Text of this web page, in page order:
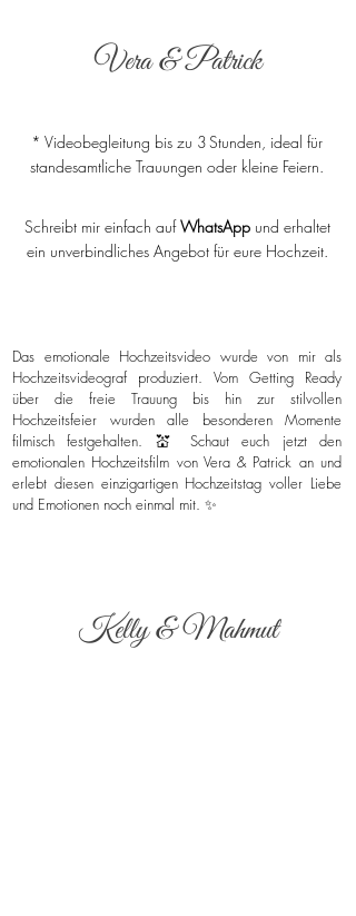
Vera & Patrick
* Videobegleitung bis zu 3 Stunden, ideal für
standesamtliche Trauungen oder kleine Feiern.
Schreibt mir einfach aufWhatsAppund erhaltet
ein unverbindliches Angebot für eure Hochzeit.
Das emotionale Hochzeitsvideo wurde von mir als
Hochzeitsvideograf produziert. Vom Getting Ready
über die freie Trauung bis hin zur stilvollen
Hochzeitsfeier wurden alle besonderen Momente
filmisch festgehalten. 💒 Schaut euch jetzt den
emotionalen Hochzeitsfilm von Vera & Patrick an und
erlebt diesen einzigartigen Hochzeitstag voller Liebe
und Emotionen noch einmal mit. ✨
Kelly & Mahmut